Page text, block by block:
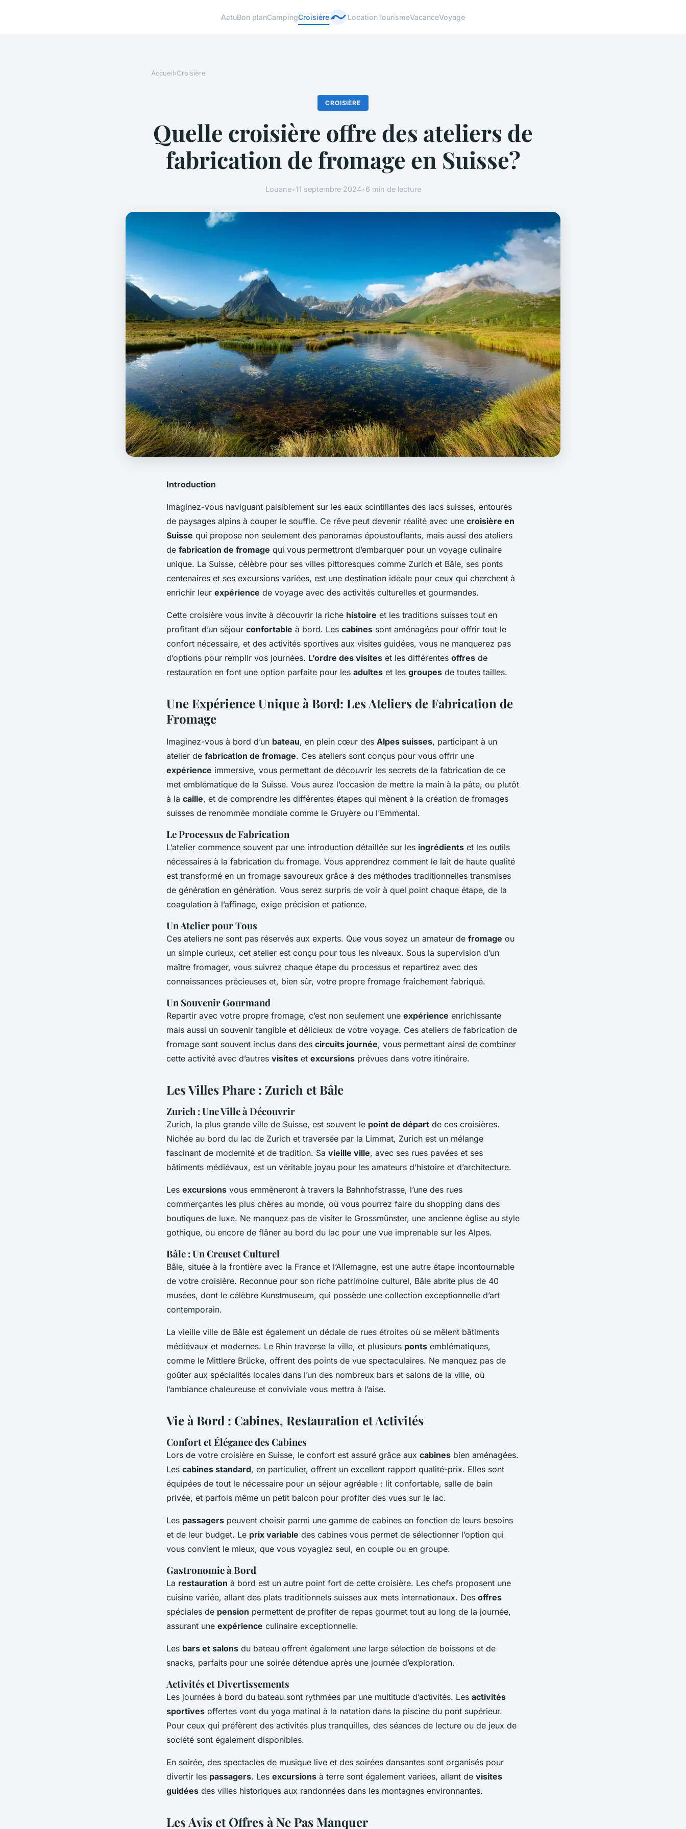
ActuBon planCampingCroisière LocationTourismeVacanceVoyage
Accueil›Croisière
CROISIÈRE
Quelle croisière offre des ateliers de
fabrication de fromage en Suisse?
Louane•11 septembre 2024•6 min de lecture
Introduction
Imaginez-vous naviguant paisiblement sur les eaux scintillantes des lacs suisses, entourés
de paysages alpins à couper le souffle. Ce rêve peut devenir réalité avec une croisière en
Suisse qui propose non seulement des panoramas époustouflants, mais aussi des ateliers
de fabrication de fromage qui vous permettront d’embarquer pour un voyage culinaire
unique. La Suisse, célèbre pour ses villes pittoresques comme Zurich et Bâle, ses ponts
centenaires et ses excursions variées, est une destination idéale pour ceux qui cherchent à
enrichir leur expérience de voyage avec des activités culturelles et gourmandes.
Cette croisière vous invite à découvrir la riche histoire et les traditions suisses tout en
profitant d’un séjour confortable à bord. Les cabines sont aménagées pour offrir tout le
confort nécessaire, et des activités sportives aux visites guidées, vous ne manquerez pas
d’options pour remplir vos journées. L’ordre des visites et les différentes offres de
restauration en font une option parfaite pour les adultes et les groupes de toutes tailles.
Une Expérience Unique à Bord: Les Ateliers de Fabrication de
Fromage
Imaginez-vous à bord d’un bateau, en plein cœur des Alpes suisses, participant à un
atelier de fabrication de fromage. Ces ateliers sont conçus pour vous offrir une
expérience immersive, vous permettant de découvrir les secrets de la fabrication de ce
met emblématique de la Suisse. Vous aurez l’occasion de mettre la main à la pâte, ou plutôt
à la caille, et de comprendre les différentes étapes qui mènent à la création de fromages
suisses de renommée mondiale comme le Gruyère ou l’Emmental.
Le Processus de Fabrication
L’atelier commence souvent par une introduction détaillée sur les ingrédients et les outils
nécessaires à la fabrication du fromage. Vous apprendrez comment le lait de haute qualité
est transformé en un fromage savoureux grâce à des méthodes traditionnelles transmises
de génération en génération. Vous serez surpris de voir à quel point chaque étape, de la
coagulation à l’affinage, exige précision et patience.
Un Atelier pour Tous
Ces ateliers ne sont pas réservés aux experts. Que vous soyez un amateur de fromage ou
un simple curieux, cet atelier est conçu pour tous les niveaux. Sous la supervision d’un
maître fromager, vous suivrez chaque étape du processus et repartirez avec des
connaissances précieuses et, bien sûr, votre propre fromage fraîchement fabriqué.
Un Souvenir Gourmand
Repartir avec votre propre fromage, c’est non seulement une expérience enrichissante
mais aussi un souvenir tangible et délicieux de votre voyage. Ces ateliers de fabrication de
fromage sont souvent inclus dans des circuits journée, vous permettant ainsi de combiner
cette activité avec d’autres visites et excursions prévues dans votre itinéraire.
Les Villes Phare : Zurich et Bâle
Zurich : Une Ville à Découvrir
Zurich, la plus grande ville de Suisse, est souvent le point de départ de ces croisières.
Nichée au bord du lac de Zurich et traversée par la Limmat, Zurich est un mélange
fascinant de modernité et de tradition. Sa vieille ville, avec ses rues pavées et ses
bâtiments médiévaux, est un véritable joyau pour les amateurs d’histoire et d’architecture.
Les excursions vous emmèneront à travers la Bahnhofstrasse, l’une des rues
commerçantes les plus chères au monde, où vous pourrez faire du shopping dans des
boutiques de luxe. Ne manquez pas de visiter le Grossmünster, une ancienne église au style
gothique, ou encore de flâner au bord du lac pour une vue imprenable sur les Alpes.
Bâle : Un Creuset Culturel
Bâle, située à la frontière avec la France et l’Allemagne, est une autre étape incontournable
de votre croisière. Reconnue pour son riche patrimoine culturel, Bâle abrite plus de 40
musées, dont le célèbre Kunstmuseum, qui possède une collection exceptionnelle d’art
contemporain.
La vieille ville de Bâle est également un dédale de rues étroites où se mêlent bâtiments
médiévaux et modernes. Le Rhin traverse la ville, et plusieurs ponts emblématiques,
comme le Mittlere Brücke, offrent des points de vue spectaculaires. Ne manquez pas de
goûter aux spécialités locales dans l’un des nombreux bars et salons de la ville, où
l’ambiance chaleureuse et conviviale vous mettra à l’aise.
Vie à Bord : Cabines, Restauration et Activités
Confort et Élégance des Cabines
Lors de votre croisière en Suisse, le confort est assuré grâce aux cabines bien aménagées.
Les cabines standard, en particulier, offrent un excellent rapport qualité-prix. Elles sont
équipées de tout le nécessaire pour un séjour agréable : lit confortable, salle de bain
privée, et parfois même un petit balcon pour profiter des vues sur le lac.
Les passagers peuvent choisir parmi une gamme de cabines en fonction de leurs besoins
et de leur budget. Le prix variable des cabines vous permet de sélectionner l’option qui
vous convient le mieux, que vous voyagiez seul, en couple ou en groupe.
Gastronomie à Bord
La restauration à bord est un autre point fort de cette croisière. Les chefs proposent une
cuisine variée, allant des plats traditionnels suisses aux mets internationaux. Des offres
spéciales de pension permettent de profiter de repas gourmet tout au long de la journée,
assurant une expérience culinaire exceptionnelle.
Les bars et salons du bateau offrent également une large sélection de boissons et de
snacks, parfaits pour une soirée détendue après une journée d’exploration.
Activités et Divertissements
Les journées à bord du bateau sont rythmées par une multitude d’activités. Les activités
sportives offertes vont du yoga matinal à la natation dans la piscine du pont supérieur.
Pour ceux qui préfèrent des activités plus tranquilles, des séances de lecture ou de jeux de
société sont également disponibles.
En soirée, des spectacles de musique live et des soirées dansantes sont organisés pour
divertir les passagers. Les excursions à terre sont également variées, allant de visites
guidées des villes historiques aux randonnées dans les montagnes environnantes.
Les Avis et Offres à Ne Pas Manquer